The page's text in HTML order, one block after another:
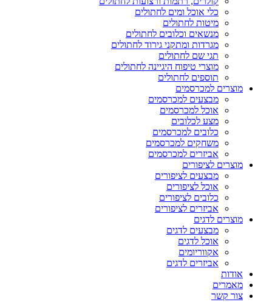
כלי אוכל ומים לחתולים
מיטות לחתולים
מנשאים וכלובים לחתולים
מגרדות ומתקני גירוד לחתולים
תגי שם לחתולים
מוצרי טיפוח היגיינה לחתולים
תוספים לחתולים
מוצרים למכרסמים
מבצעים למכרסמים
אוכל למכרסמים
מצע לכלובים
כלובים למכרסמים
משחקים למכרסמים
אביזרים למכרסמים
מוצרים לציפורים
מבצעים לציפורים
אוכל לציפורים
כלובים לציפורים
אביזרים לציפורים
מוצרים לדגים
מבצעים לדגים
אוכל לדגים
אקווריומים
אביזרים לדגים
אודות
מאמרים
צור קשר